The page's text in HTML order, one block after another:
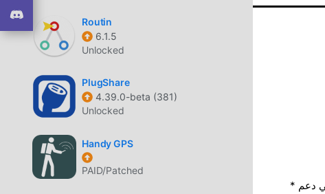
Routin
6.1.5
Unlocked
PlugShare
4.39.0-beta (381)
Unlocked
Handy GPS
PAID/Patched
* إذا كنت ترغب في دعم Moddroid ، فالرجاء دعمنا عن طريق إيقاف تشغيل مانع